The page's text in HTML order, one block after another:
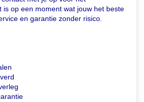
is op een moment wat jouw het beste
en garantie zonder risico.